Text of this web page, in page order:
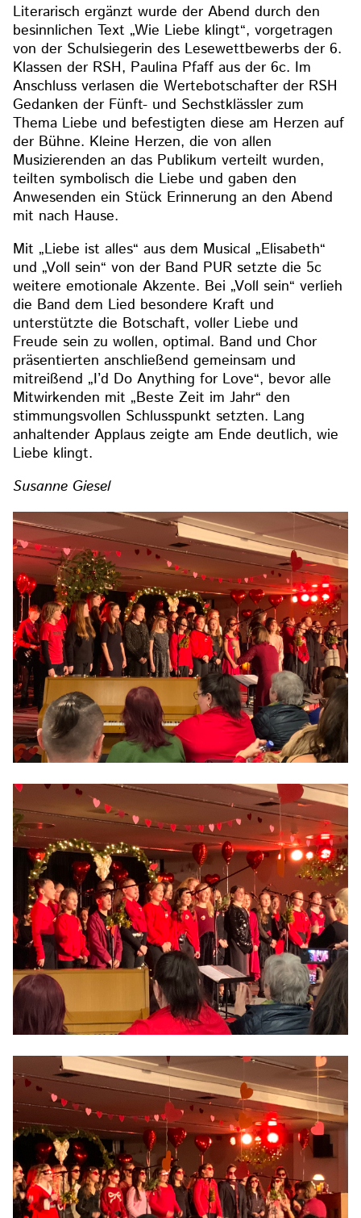
Literarisch ergänzt wurde der Abend durch den
besinnlichen Text „Wie Liebe klingt“, vorgetragen
von der Schulsiegerin des Lesewettbewerbs der 6.
Klassen der RSH, Paulina Pfaff aus der 6c. Im
Anschluss verlasen die Wertebotschafter der RSH
Gedanken der Fünft- und Sechstklässler zum
Thema Liebe und befestigten diese am Herzen auf
der Bühne. Kleine Herzen, die von allen
Musizierenden an das Publikum verteilt wurden,
teilten symbolisch die Liebe und gaben den
Anwesenden ein Stück Erinnerung an den Abend
mit nach Hause.
Mit „Liebe ist alles“ aus dem Musical „Elisabeth“
und „Voll sein“ von der Band PUR setzte die 5c
weitere emotionale Akzente. Bei „Voll sein“ verlieh
die Band dem Lied besondere Kraft und
unterstützte die Botschaft, voller Liebe und
Freude sein zu wollen, optimal. Band und Chor
präsentierten anschließend gemeinsam und
mitreißend „I’d Do Anything for Love“, bevor alle
Mitwirkenden mit „Beste Zeit im Jahr“ den
stimmungsvollen Schlusspunkt setzten. Lang
anhaltender Applaus zeigte am Ende deutlich, wie
Liebe klingt.
Susanne Giesel